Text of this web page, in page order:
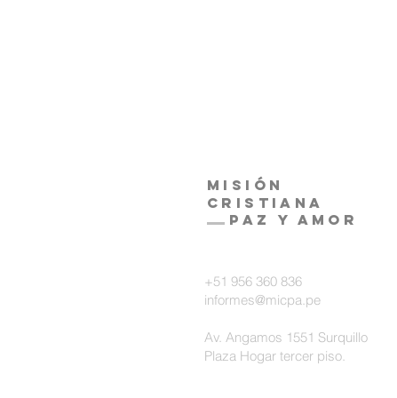
Misión
Cristiana
Paz y amor
+51 956 360 836
informes@micpa.pe
Av. Angamos 1551 Surquillo
Plaza Hogar tercer piso.